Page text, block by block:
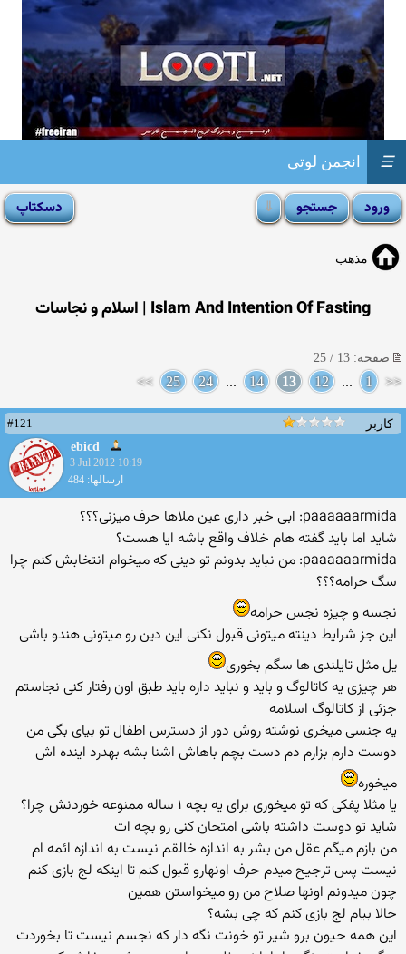
انجمن لوتی ☰
مذهب
Islam And Intention Of Fasting | اسلام و نجاسات
صفحه: 13 / 25
<<
1
...
12
13
14
...
24
25
>>
کاربر
#121
ebicd
3 Jul 2012 10:19
ارسالها: 484
paaaaaarmida: ابی خبر داری عین ملاها حرف میزنی؟؟؟
شاید اما باید گفته هام خلاف واقع باشه ایا هست؟
paaaaaarmida: من نباید بدونم تو دینی که میخوام انتخابش کنم چرا
سگ حرامه؟؟؟
نجسه و چیزه نجس حرامه
این جز شرایط دینته میتونی قبول نکنی این دین رو میتونی هندو باشی
یل مثل تایلندی ها سگم بخوری
هر چیزی یه کاتالوگ و باید و نباید داره باید طبق اون رفتار کنی نجاستم
جزئی از کاتالوگ اسلامه
یه جنسی میخری نوشته روش دور از دسترس اطفال تو بیای بگی من
دوست دارم بزارم دم دست بچم باهاش اشنا بشه بهدرد اینده اش
میخوره
یا مثلا پفکی که تو میخوری برای یه بچه ۱ ساله ممنوعه خوردنش چرا؟
شاید تو دوست داشته باشی امتحان کنی رو بچه ات
من بازم میگم عقل من بشر به اندازه خالقم نیست به اندازه ائمه ام
نیست پس ترجیح میدم حرف اونهارو قبول کنم تا اینکه لج بازی کنم
چون میدونم اونها صلاح من رو میخواستن همین
حالا بیام لج بازی کنم که چی بشه؟
این همه حیون برو شیر تو خونت نگه دار که نجسم نیست تا بخوردت